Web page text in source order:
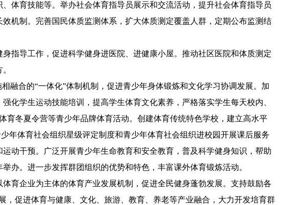
体育技能等。举办社会体育指导员展示和交流活动，提升社会体育指导员
机制。完善国民体质监测体系，扩大体质测定覆盖人群，定期公布监测结
导工作，促进科学健身进医院、进健康小屋。推动社区医院和体质测定
合的“一体化”体制机制，促进青少年身体锻炼和文化学习协调发展。加
化学生运动技能培训，提高学生体育文化素养，严格落实学生每天校内、
育冬夏令营等青少年品牌体育活动。创建体育传统特色学校，建立高水平
年体育社会组织星级评定制度和青少年体育社会组织进校园开展课后服务
动干预。广泛开展青少年生命教育和安全教育，普及科学健身知识，帮助
办。进一步发挥群团组织的优势和特色，丰富课外体育锻炼活动。
企业为主体的体育产业发展机制，促进全民健身蓬勃发展。支持鼓励各
促进体育与健康、文化、旅游、教育、养老等产业融合，大力开发培育群